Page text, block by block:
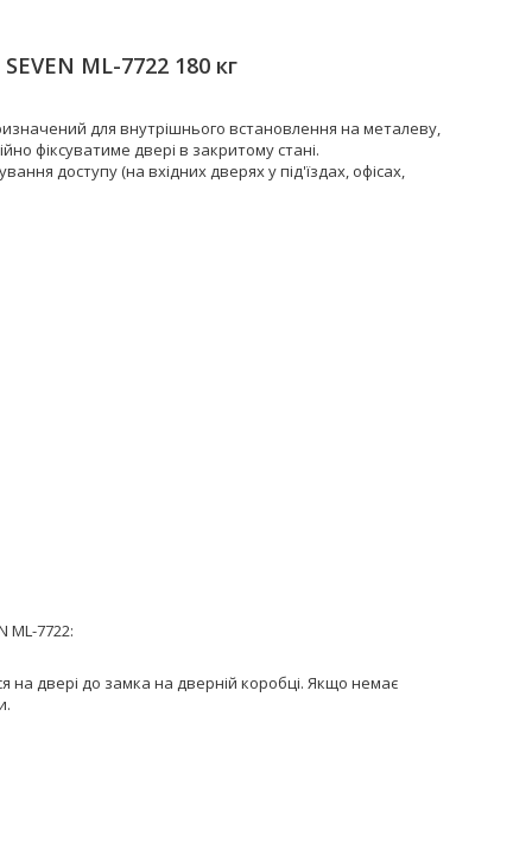
ML-7722 180 кг
для внутрішнього встановлення на металеву,
фіксуватиме двері в закритому стані.
доступу (на вхідних дверях у під'їздах, офісах,
ML-7722:
на двері до замка на дверній коробці. Якщо немає